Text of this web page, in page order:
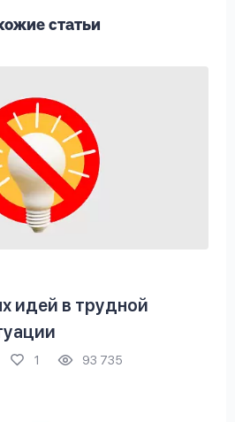
статьи
идей в трудной
1 93 735